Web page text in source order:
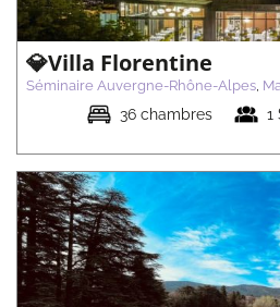
💎Villa Florentine
Séminaire Auvergne-Rhône-Alpes,
36 chambres 1
💎Les